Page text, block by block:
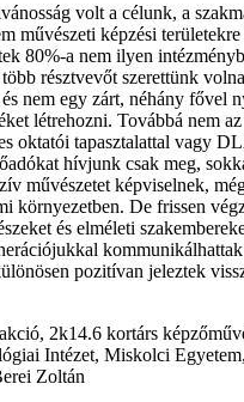
volt a célunk, a
művészeti képzési
80%-a nem ilyen
résztvevőt szerettünk
nem egy zárt, néhány fővel
létrehozni. Továbbá nem
oktatói tapasztalattal vagy
hívjunk csak meg,
művészetet képviselnek,
környezetben. De frissen
és elméleti
pozitívan jeleztek
2k14.6 kortárs
Intézet, Miskolci
Zoltán